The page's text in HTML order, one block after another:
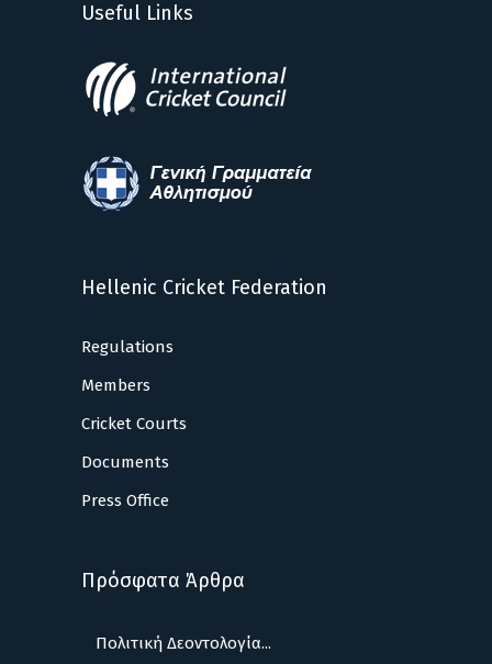
Useful Links
Hellenic Cricket Federation
Regulations
Members
Cricket Courts
Documents
Press Office
Πρόσφατα Άρθρα
Πολιτική Δεοντολογία...